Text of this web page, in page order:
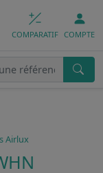
COMPARATIF COMPTE
Airlux